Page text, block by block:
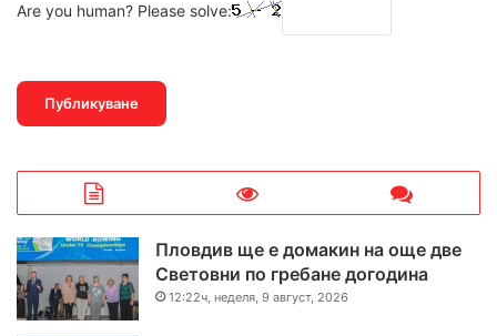
Are you human? Please solve:
Пловдив ще е домакин на още две
Световни по гребане догодина
12:22ч, неделя, 9 август, 2026